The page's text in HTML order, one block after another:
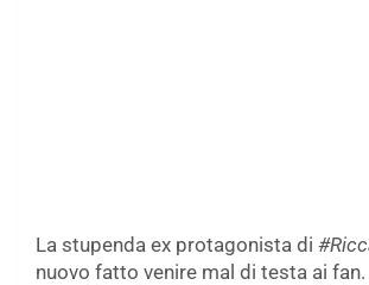
La stupenda ex protagonista di
nuovo fatto venire mal di testa ai fan.